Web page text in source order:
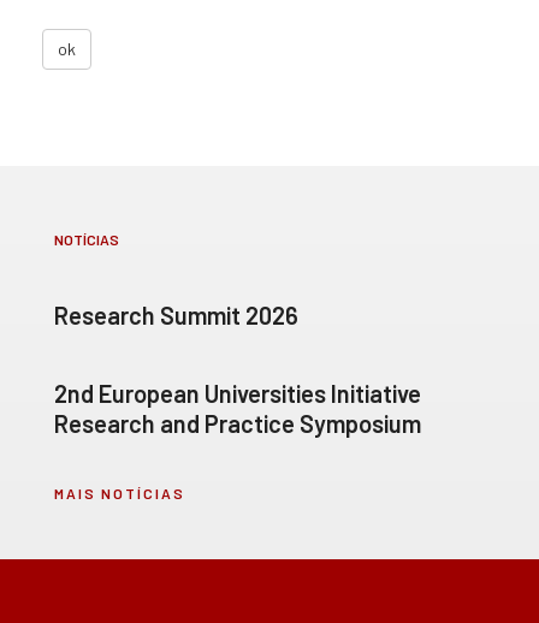
ok
NOTÍCIAS
Research Summit 2026
2nd European Universities Initiative
Research and Practice Symposium
MAIS NOTÍCIAS